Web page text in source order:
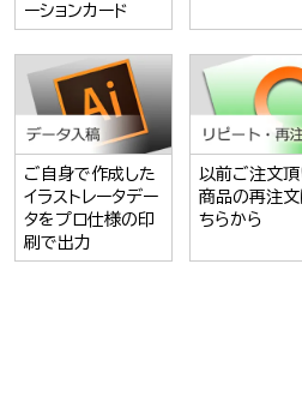
ーションカード
ご自身で作成した
イラストレータデー
タをプロ仕様の印
刷で出力
以前ご注文頂
商品の再注文
ちらから